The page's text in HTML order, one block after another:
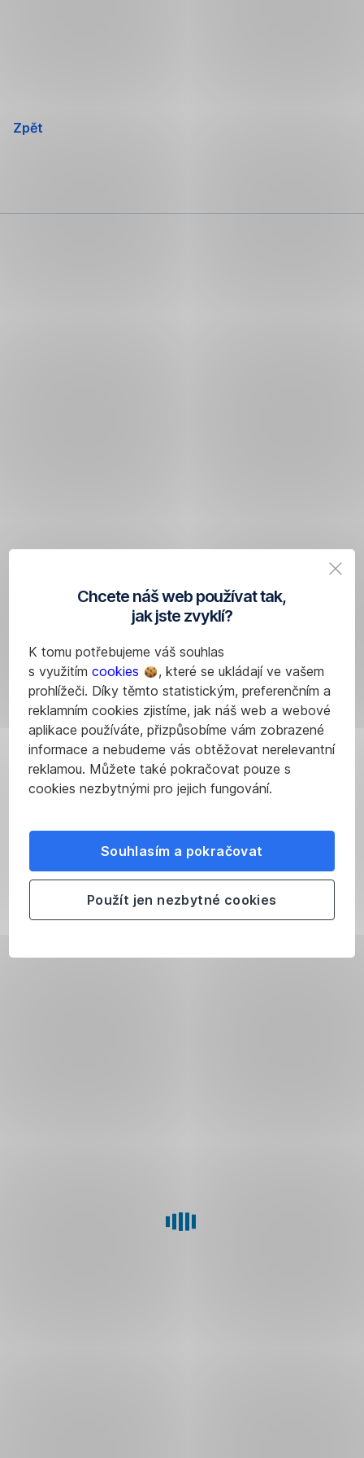
Chcete náš web používat tak,
jak jste zvyklí?
K tomu potřebujeme váš souhlas
s využitím cookies
, které se ukládají ve vašem
prohlížeči. Díky těmto statistickým, preferenčním a
reklamním cookies zjistíme, jak náš web a webové
aplikace používáte, přizpůsobíme vám zobrazené
informace a nebudeme vás obtěžovat nerelevantní
reklamou. Můžete také pokračovat pouze s
cookies nezbytnými pro jejich fungování.
Souhlasím a pokračovat
Použít jen nezbytné cookies
Zpět